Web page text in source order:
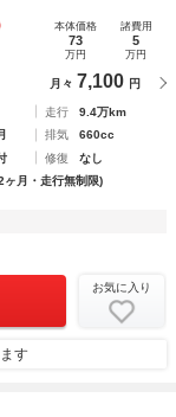
シュスタート
ＣＤ
本体価格
73
万円
諸費用
5
万円
月々 7,100 円
走行
9.4万km
排気
660cc
修復
なし
ヶ月・走行無制限)
お気に入り
す